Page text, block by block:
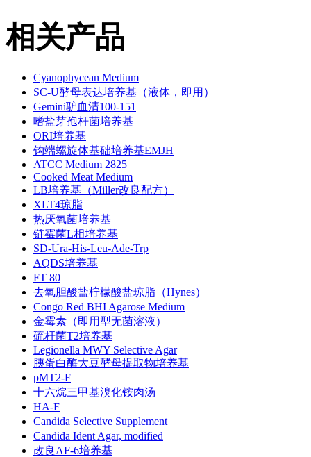
相关产品
Cyanophycean Medium
SC-U酵母表达培养基（液体，即用）
Gemini驴血清100-151
嗜盐芽孢杆菌培养基
ORI培养基
钩端螺旋体基础培养基EMJH
ATCC Medium 2825
Cooked Meat Medium
LB培养基（Miller改良配方）
XLT4琼脂
热厌氧菌培养基
链霉菌L相培养基
SD-Ura-His-Leu-Ade-Trp
AQDS培养基
FT 80
去氧胆酸盐柠檬酸盐琼脂（Hynes）
Congo Red BHI Agarose Medium
金霉素（即用型无菌溶液）
硫杆菌T2培养基
Legionella MWY Selective Agar
胰蛋白酶大豆酵母提取物培养基
pMT2-F
十六烷三甲基溴化铵肉汤
HA-F
Candida Selective Supplement
Candida Ident Agar, modified
改良AF-6培养基